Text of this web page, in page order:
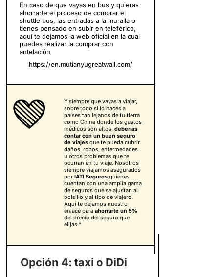
En caso de que vayas en bus y quieras
ahorrarte el proceso de comprar el
shuttle bus, las entradas a la muralla o
tienes pensado en subir en teleférico,
aquí te dejamos la web oficial en la cual
puedes realizar la comprar con
antelación
https://en.mutianyugreatwall.com/
Y siempre que vayas a viajar,
sobre todo si lo haces a
países tan lejanos de tu tierra
como China donde los gastos
médicos son altos, deberías
contar con un buen seguro
de viajesque te pueda cubrir
daños, robos, enfermedades
u otros problemas que te
ocurran en tu viaje. Nosotros
siempre viajamos asegurados
porIATI Segurosquiénes
cuentan con una amplia gama
de seguros que se ajustan al
bolsillo y al tipo de viajero.
Aquí te dejamos nuestro
enlace para ahorrarte un 5%
del precio del seguro que
elijas.*
Opción 4: taxi o DiDi